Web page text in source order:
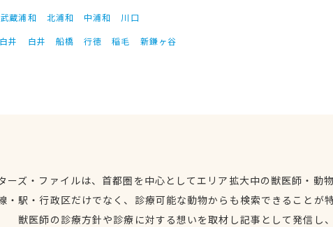
武蔵浦和 北浦和 中浦和
川口
井 白井 船橋 行徳 稲毛 新鎌ヶ谷
ーズ・ファイルは、首都圏を中心としてエリア拡大中の獣医師・動
・駅・行政区だけでなく、診療可能な動物からも検索できることが
獣医師の診療方針や診療に対する想いを取材し記事として発信し